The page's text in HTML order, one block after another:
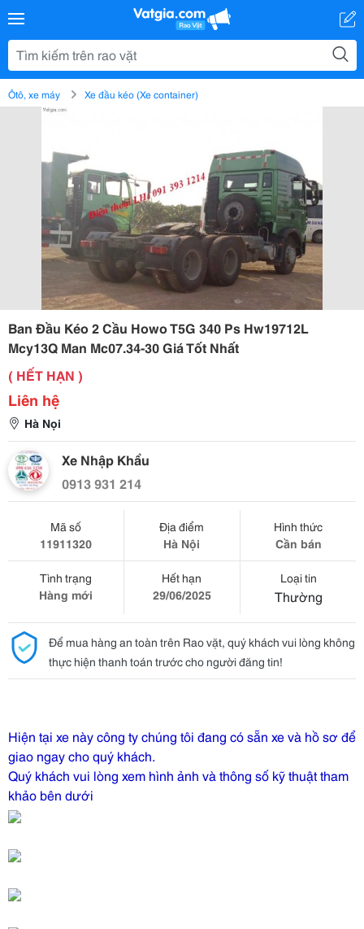
Ôtô, xe máy Xe đầu kéo (Xe container)
Ban Đầu Kéo 2 Cầu Howo T5G 340 Ps Hw19712L
Mcy13Q Man Mc07.34-30 Giá Tốt Nhất
( HẾT HẠN )
Liên hệ
Hà Nọi
Xe Nhập Khẩu
0913 931 214
Mã số
11911320
Địa điểm
Hà Nội
Hình thức
Cần bán
Tình trạng
Hàng mới
Hết hạn
29/06/2025
Loại tin
Thường
Để mua hàng an toàn trên Rao vặt, quý khách vui lòng không
thực hiện thanh toán trước cho người đăng tin!
Hiện tại xe này công ty chúng tôi đang có sẵn xe và hồ sơ để
giao ngay cho quý khách.
Quý khách vui lòng xem hình ảnh và thông số kỹ thuật tham
khảo bên dưới